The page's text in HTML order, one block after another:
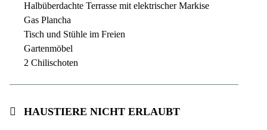
Halbüberdachte Terrasse mit elektrischer Markise
Gas Plancha
Tisch und Stühle im Freien
Gartenmöbel
2 Chilischoten
Haustiere nicht erlaubt